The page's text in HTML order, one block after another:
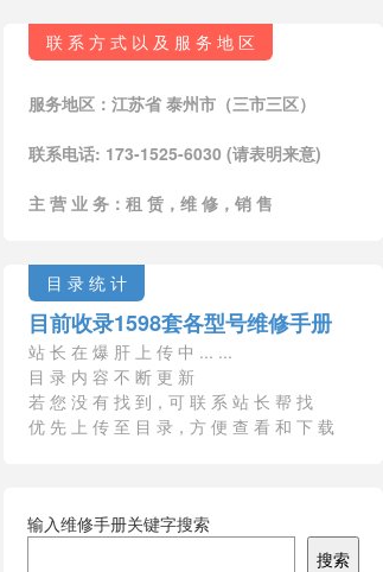
联 系 方 式 以 及 服 务 地 区
服务地区：江苏省 泰州市（三市三区）
联系电话: 173-1525-6030 (请表明来意)
主 营 业 务：租 赁，维 修，销 售
目 录 统 计
目前收录1598套各型号维修手册
站 长 在 爆 肝 上 传 中 ... ...
目 录 内 容 不 断 更 新
若 您 没 有 找 到，可 联 系 站 长 帮 找
优 先 上 传 至 目 录，方 便 查 看 和 下 载
输入维修手册关键字搜索
搜索